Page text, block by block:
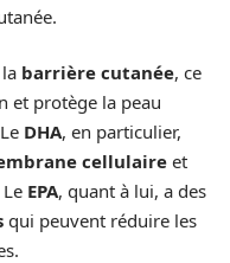
barrière cutanée, ce
et protège la peau
DHA, en particulier,
cellulaire et
EPA, quant à lui, a des
qui peuvent réduire les